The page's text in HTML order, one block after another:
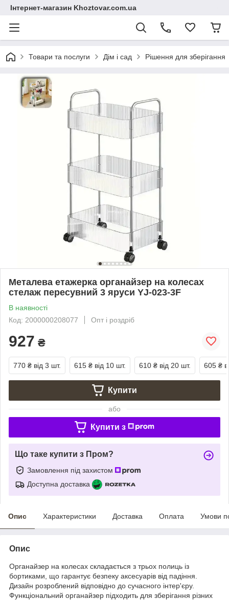
Інтернет-магазин Khoztovar.com.ua
Товари та послуги Дім і сад Рішення для зберігання
Металева етажерка органайзер на колесах
стелаж пересувний 3 яруси YJ-023-3F
В наявності
Код: 2000000208077
Опт і роздріб
927 ₴
770 ₴ від 3 шт. 615 ₴ від 10 шт. 610 ₴ від 20 шт. 605 ₴
Купити
або
Купити з
Що таке купити з Пром?
Замовлення під захистом
Доступна доставка
Опис Характеристики Доставка Оплата Умови
Опис
Органайзер на колесах складається з трьох полиць із
бортиками, що гарантує безпеку аксесуарів від падіння.
Дизайн розроблений відповідно до сучасного інтер'єру.
Функціональний органайзер підходить для зберігання різних